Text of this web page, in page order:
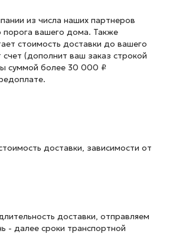
из числа наших партнеров
порога вашего дома. Также
стоимость доставки до вашего
(дополнит ваш заказ строкой
суммой более 30 000 ₽
доставки, зависимости от
доставки, отправляем
- далее сроки транспортной